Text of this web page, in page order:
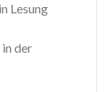
Lesung
der